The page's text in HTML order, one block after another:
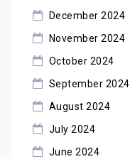
December 2024
November 2024
October 2024
September 2024
August 2024
July 2024
June 2024